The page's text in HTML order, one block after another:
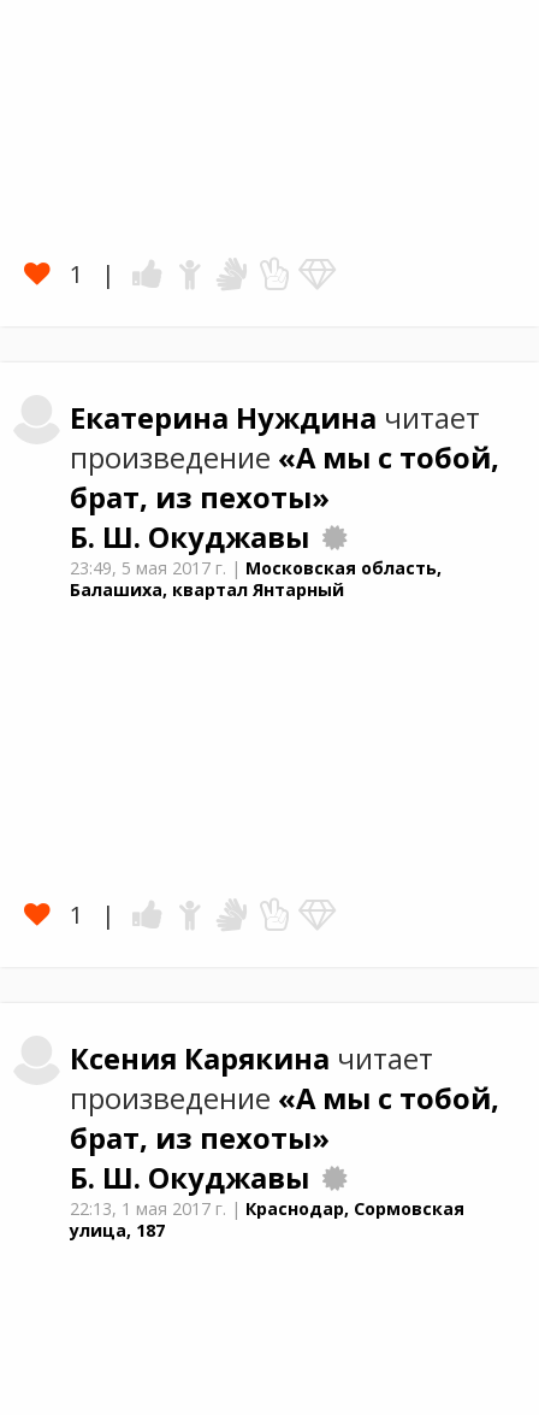
1
Екатерина Нуждина читает
произведение «А мы с тобой,
брат, из пехоты»
Б. Ш. Окуджавы
23:49, 5 мая 2017 г. | Московская область,
Балашиха, квартал Янтарный
1
Ксения Карякина читает
произведение «А мы с тобой,
брат, из пехоты»
Б. Ш. Окуджавы
22:13, 1 мая 2017 г. | Краснодар, Сормовская
улица, 187